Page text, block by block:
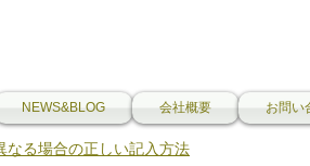
NEWS&BLOG 会社概要 お問い
なる場合の正しい記入方法